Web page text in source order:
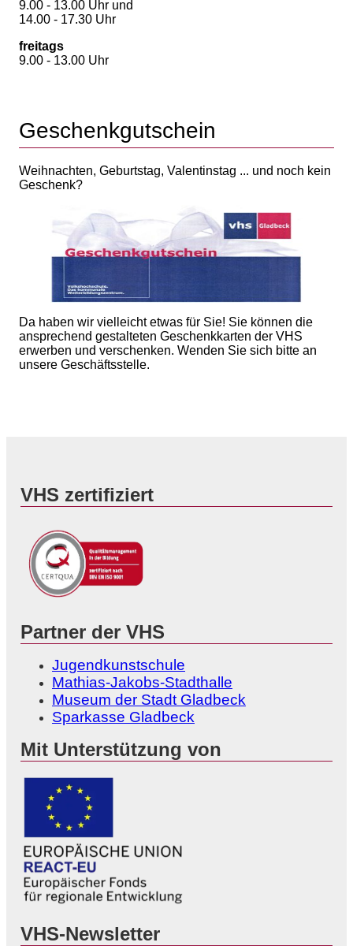
9.00 - 13.00 Uhr und
14.00 - 17.30 Uhr
freitags
9.00 - 13.00 Uhr
Geschenkgutschein
Weihnachten, Geburtstag, Valentinstag ... und noch kein
Geschenk?
Da haben wir vielleicht etwas für Sie! Sie können die
ansprechend gestalteten Geschenkkarten der VHS
erwerben und verschenken. Wenden Sie sich bitte an
unsere Geschäftsstelle.
VHS zertifiziert
Partner der VHS
Jugendkunstschule
Mathias-Jakobs-Stadthalle
Museum der Stadt Gladbeck
Sparkasse Gladbeck
Mit Unterstützung von
VHS-Newsletter